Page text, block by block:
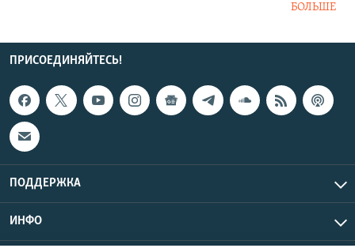
БОЛЬШЕ
ПРИСОЕДИНЯЙТЕСЬ!
ПОДДЕРЖКА
ИНФО